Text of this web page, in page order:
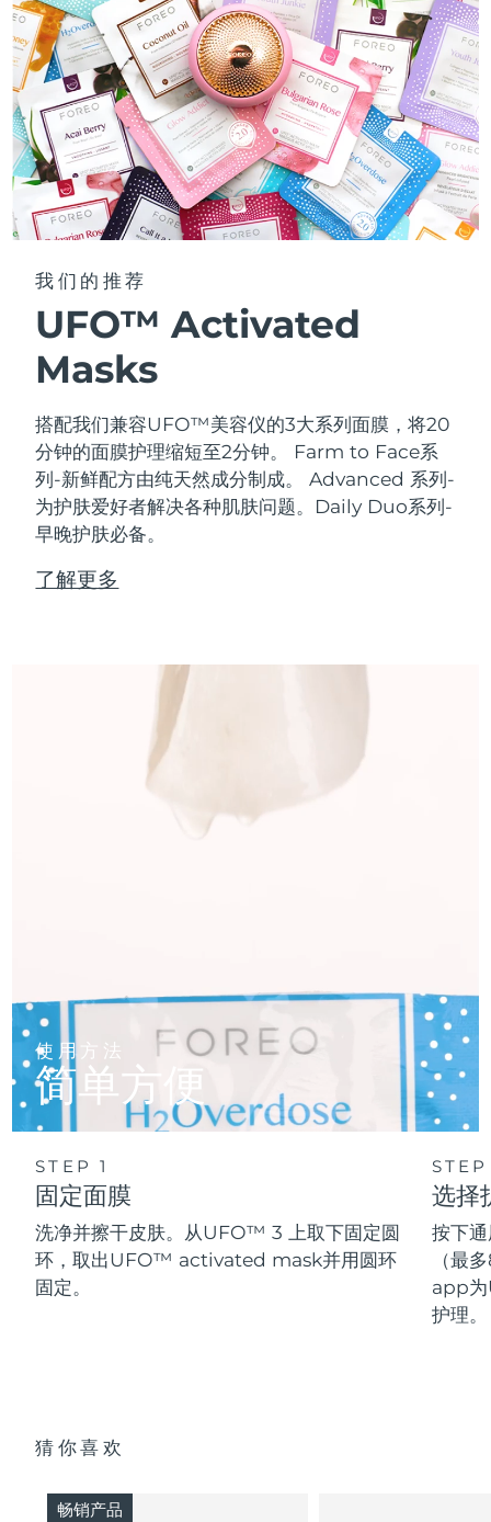
我们的推荐
UFO™ Activated
Masks
搭配我们兼容UFO™美容仪的3大系列面膜，将20
分钟的面膜护理缩短至2分钟。
Farm to Face系
列-新鲜配方由纯天然成分制成。 Advanced 系列-
为护肤爱好者解决各种肌肤问题。Daily Duo系列-
早晚护肤必备。
了解更多
使用方法
简单方便
STEP 1
固定面膜
洗净并擦干皮肤。从UFO™ 3 上取下固定圆
环，取出UFO™ activated mask并用圆环
固定。
选择
按下
（最
app
护理。
猜你喜欢
畅销产品